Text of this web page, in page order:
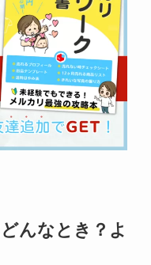
んなとき？よ